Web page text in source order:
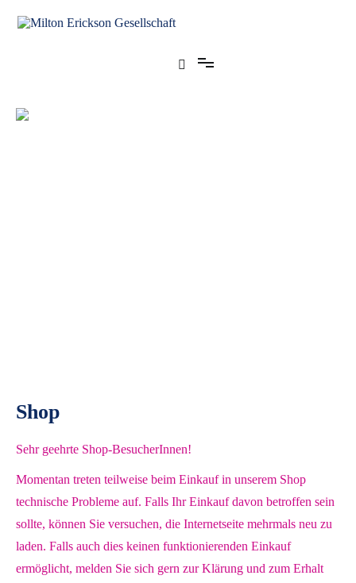
Shop
Sehr geehrte Shop-BesucherInnen!
Momentan treten teilweise beim Einkauf in unserem Shop
technische Probleme auf. Falls Ihr Einkauf davon betroffen sein
sollte, können Sie versuchen, die Internetseite mehrmals neu zu
laden. Falls auch dies keinen funktionierenden Einkauf
ermöglicht, melden Sie sich gern zur Klärung und zum Erhalt